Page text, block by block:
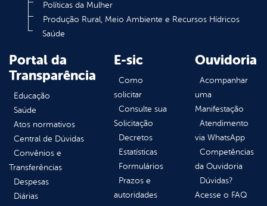
Políticas da Mulher
Produção Rural, Meio Ambiente e Recursos Hídricos
Saúde
Portal da
Transparência
Educação
Saúde
Atos normativos
Central de Dúvidas
Convênios e
Transferências
Despesas
Diárias
E-sic
Como
solicitar
Consulte sua
Solicitação
Decretos
Estatísticas
Formulários
Prazos e
autoridades
Ouvidoria
Acompanhar
uma
Manifestação
Atendimento
via WhatsApp
Competências
da Ouvidoria
Dúvidas?
Acesse o FAQ